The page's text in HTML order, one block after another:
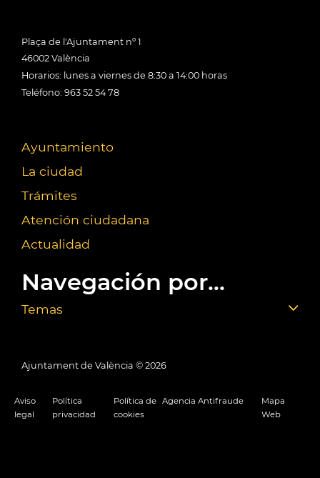
Plaça de l'Ajuntament nº 1
46002 València
Horarios: lunes a viernes de 8:30 a 14:00 horas
Teléfono: 963 52 54 78
Ayuntamiento
La ciudad
Trámites
Atención ciudadana
Actualidad
Navegación por...
Temas
Ajuntament de València © 2026
Aviso
legal
Política
privacidad
Política de
cookies
Agencia Antifraude
Mapa
Web